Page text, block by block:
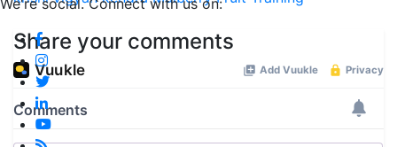
Share your comments